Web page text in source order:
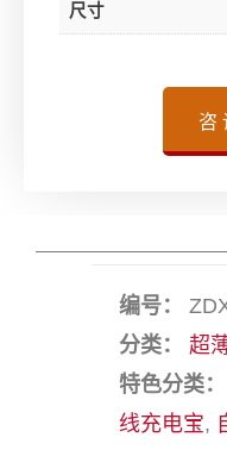
尺寸
咨
编号：
分类：
超
特色分类：
线充电宝,